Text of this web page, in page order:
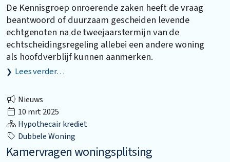
De Kennisgroep onroerende zaken heeft de vraag
beantwoord of duurzaam gescheiden levende
echtgenoten na de tweejaarstermijn van de
echtscheidingsregeling allebei een andere woning
als hoofdverblijf kunnen aanmerken.
Lees verder…
Nieuws
10 mrt 2025
Hypothecair krediet
Dubbele Woning
Kamervragen woningsplitsing